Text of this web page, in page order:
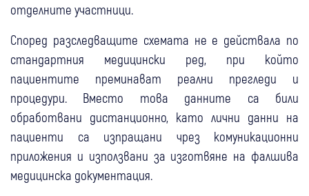
отделните участници.
Според разследващите схемата не е действала по
стандартния медицински ред, при който
пациентите преминават реални прегледи и
процедури. Вместо това данните са били
обработвани дистанционно, като лични данни на
пациенти са изпращани чрез комуникационни
приложения и използвани за изготвяне на фалшива
медицинска документация.